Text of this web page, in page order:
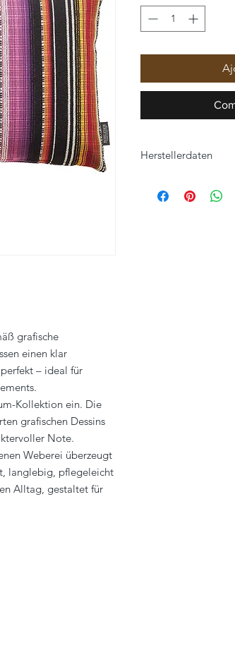
grafische
einen klar
– ideal für
Kollektion ein. Die
grafischen Dessins
Note.
Weberei überzeugt
langlebig, pflegeleicht
Alltag, gestaltet für
Herstellerdaten
Hofer Straße 25